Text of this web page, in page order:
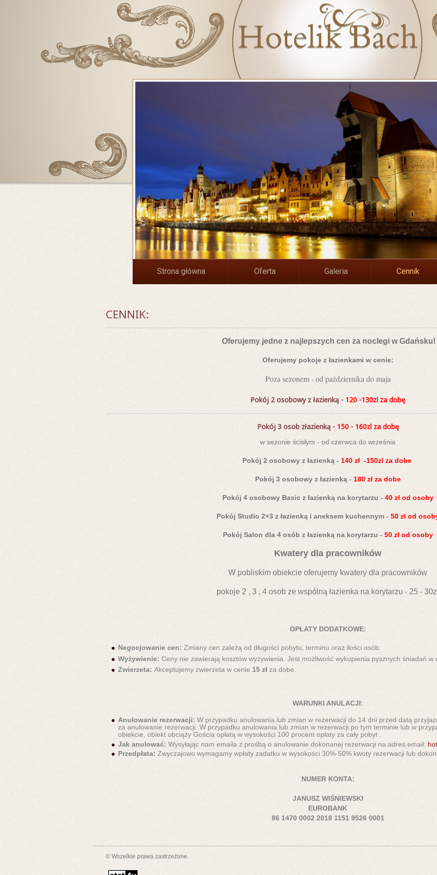
Strona główna Oferta Galeria Cennik
CENNIK:
Oferujemy jedne z najlepszych cen za noclegi w Gdańsku!
Oferujemy pokoje z łazienkami w cenie:
Poza sezonem - od pażdziernika do maja
Pokój 2 osobowy z łazienką - 120 -130zl za dobę
Pokój 3 osob złazienką - 150 - 160zl za dobę
w sezonie ścisłym - od czerwca do września
Pokój 2 osobowy z łazienką - 140 zł -150zl za dobe
Pokój 3 osobowy z łazienką - 180 zł za dobe
Pokój 4 osobowy Basic z łazienką na korytarzu - 40 zł od osoby
Pokój Studio 2+3 z łazienką i aneksem kuchennym - 50 zł od
Pokój Salon dla 4 osób z łazienką na korytarzu - 50 zł od osoby
Kwatery dla pracowników
W pobliskim obiekcie oferujemy kwatery dla pracowników
pokoje 2 , 3 , 4 osob ze wspólną łazienka na korytarzu - 25 -
OPŁATY DODATKOWE:
Negocjowanie cen: Zmiany cen zależą od długości pobytu, terminu oraz ilości osób.
Wyżywienie: Ceny nie zawierają kosztów wyżywienia. Jest możliwość wykupienia pysznych śniadań w
Zwierzeta: Akceptujemy zwierzeta w cenie 15 zł za dobe.
WARUNKI ANULACJI:
Anulowanie rezerwacji: W przypadku anulowania lub zmian w rezerwacji do 14 dni przed datą
za anulowanie rezerwacji. W przypadku anulowania lub zmian w rezerwacji po tym terminie lub w
obiekcie, obiekt obciąży Gościa opłatą w wysokości 100 procent opłaty za cały pobyt .
Jak anulować: Wysyłając nam emaila z prośbą o anulowanie dokonanej rezerwacji na adres email:
Przedpłata: Zwyczajowo wymagamy wpłaty zadatku w wysokości 30%-50% kwoty rezerwacji lub
NUMER KONTA:
JANUSZ WIŚNIEWSKI
EUROBANK
86 1470 0002 2018 1151 9526 0001
© Wszelkie prawa zastrzeżone.